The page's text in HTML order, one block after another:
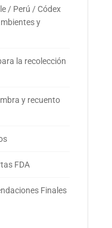
/ Perú / Códex
y
la recolección
y recuento
FDA
Finales